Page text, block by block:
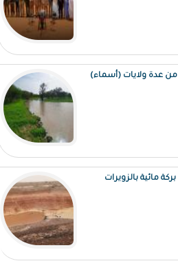
عدة ولايات (أسماء)
مائية بالزويرات